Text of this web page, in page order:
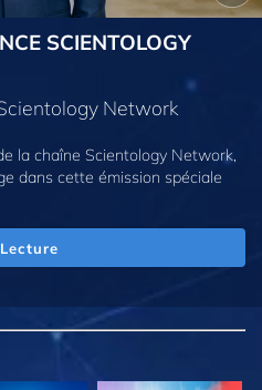
SCIENTOLOGY
Network
la chaîne Scientology Network,
dans cette émission spéciale
Lecture